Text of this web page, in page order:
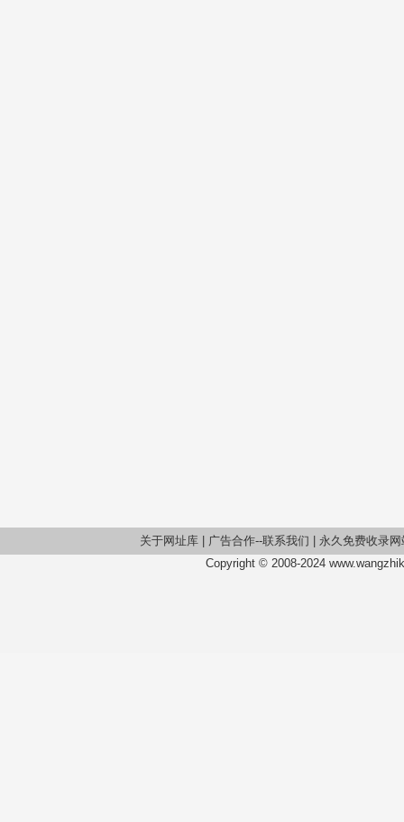
关于网址库| 广告合作--联系我们
永久免费收录网
Copyright © 2008-2024